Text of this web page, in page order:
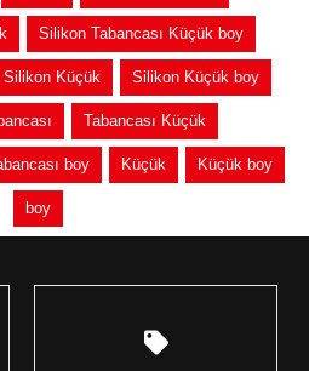
Silikon Tabancası Küçük boy
Silikon Küçük Silikon Küçük boy
Tabancası Küçük
boy Küçük Küçük boy
boy